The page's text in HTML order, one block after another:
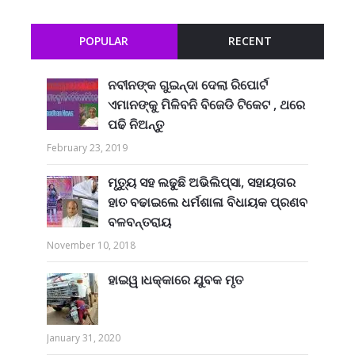
POPULAR RECENT
ନବୀନଙ୍କ ଗୁଇନ୍ଦା ଦେଲା ରିପୋର୍ଟ
ଏମାନଙ୍କୁ ମିଳିବନି ବିଜେଡି ଟିକେଟ , ଥରେ
ପଢି ନିଅନ୍ତୁ
February 23, 2019
ମୃତ୍ୟୁ ସହ ଲଢୁଛି ଅଭିଲିପ୍ସା, ସହାୟତାର
ହାତ ବଢାଇଲେ ଧର୍ମଶାଳା ବିଧାୟକ ପ୍ରଣବ
ବଳବନ୍ତରାୟ
November 10, 2018
ହାଇୱ।ଧକ୍କାରେ ଯୁବକ ମୃତ
January 31, 2020